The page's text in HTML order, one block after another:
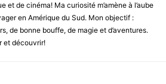
et de cinéma! Ma curiosité m’amène à l’aube
en Amérique du Sud. Mon objectif :
de bonne bouffe, de magie et d’aventures.
et découvrir!